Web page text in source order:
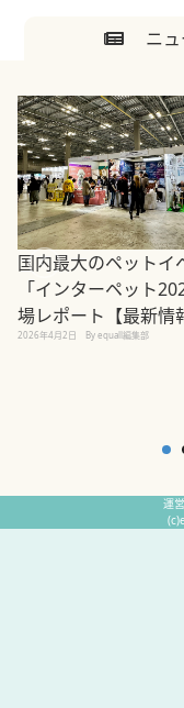
ニュ
国内最大のペットイ
「インターペット
場レポート【最新情
2026年4月2日 By equall編集部
運